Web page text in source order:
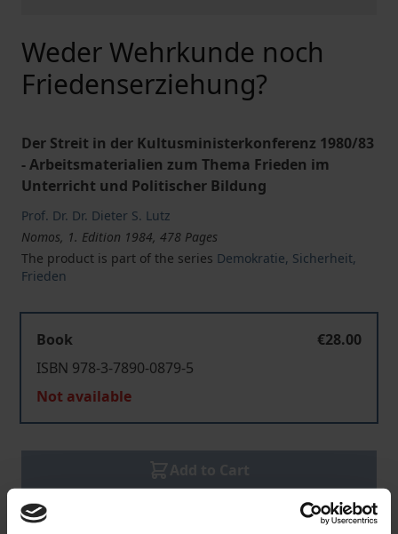
Weder Wehrkunde noch
Friedenserziehung?
Der Streit in der Kultusministerkonferenz 1980/83
- Arbeitsmaterialien zum Thema Frieden im
Unterricht und Politischer Bildung
Prof. Dr. Dr. Dieter S. Lutz
Nomos, 1. Edition 1984, 478 Pages
The product is part of the series Demokratie, Sicherheit,
Frieden
Book
€28.00
ISBN 978-3-7890-0879-5
Not available
Add to Wish List
Delivery cost notice